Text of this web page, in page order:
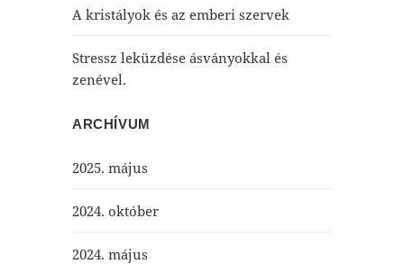
A kristályok és az emberi szervek
Stressz leküzdése ásványokkal és
zenével.
ARCHÍVUM
2025. május
2024. október
2024. május